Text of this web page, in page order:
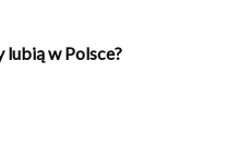
w Polsce?